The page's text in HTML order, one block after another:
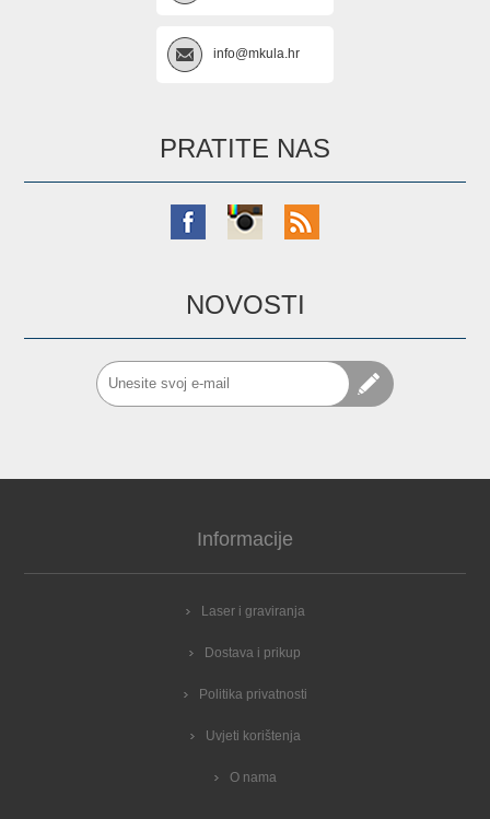
info@mkula.hr
PRATITE NAS
NOVOSTI
Informacije
Laser i graviranja
Dostava i prikup
Politika privatnosti
Uvjeti korištenja
O nama